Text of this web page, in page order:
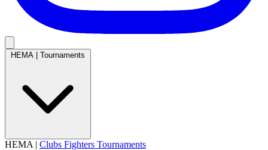
HEMA Tournaments
HEMA | Clubs Fighters Tournaments